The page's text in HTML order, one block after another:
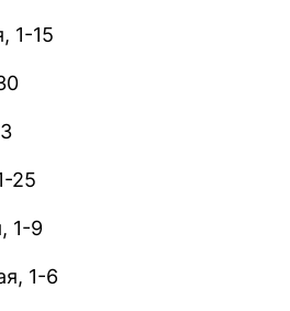
1-15
25
1-9
1-6